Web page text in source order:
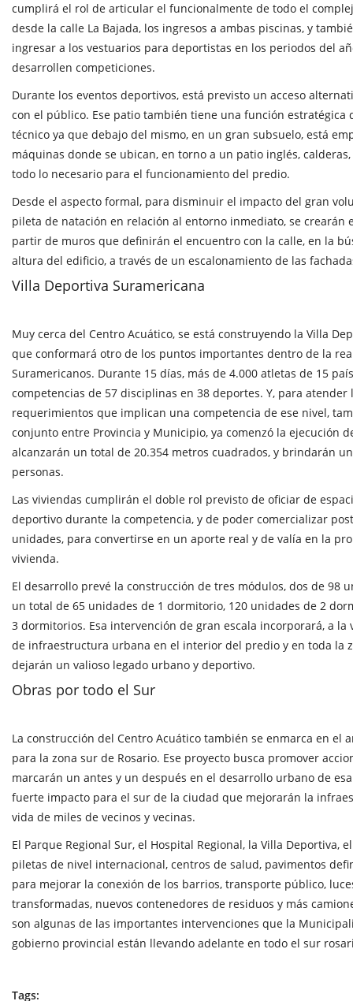
cumplirá el rol de articular el funcionalmente de todo el
desde la calle La Bajada, los ingresos a ambas piscinas, y
ingresar a los vestuarios para deportistas en los periodos del
desarrollen competiciones.
Durante los eventos deportivos, está previsto un acceso
con el público. Ese patio también tiene una función estratégica
técnico ya que debajo del mismo, en un gran subsuelo, está
máquinas donde se ubican, en torno a un patio inglés,
todo lo necesario para el funcionamiento del predio.
Desde el aspecto formal, para disminuir el impacto del gran
pileta de natación en relación al entorno inmediato, se crearán
partir de muros que definirán el encuentro con la calle, en la
altura del edificio, a través de un escalonamiento de las
Villa Deportiva Suramericana
Muy cerca del Centro Acuático, se está construyendo la Villa
que conformará otro de los puntos importantes dentro de la
Suramericanos. Durante 15 días, más de 4.000 atletas de 15
competencias de 57 disciplinas en 38 deportes. Y, para atender
requerimientos que implican una competencia de ese nivel,
conjunto entre Provincia y Municipio, ya comenzó la ejecución
alcanzarán un total de 20.354 metros cuadrados, y brindarán
personas.
Las viviendas cumplirán el doble rol previsto de oficiar de
deportivo durante la competencia, y de poder comercializar
unidades, para convertirse en un aporte real y de valía en la
vivienda.
El desarrollo prevé la construcción de tres módulos, dos de 98
un total de 65 unidades de 1 dormitorio, 120 unidades de 2
3 dormitorios. Esa intervención de gran escala incorporará, a la
de infraestructura urbana en el interior del predio y en toda la
dejarán un valioso legado urbano y deportivo.
Obras por todo el Sur
La construcción del Centro Acuático también se enmarca en el
para la zona sur de Rosario. Ese proyecto busca promover
marcarán un antes y un después en el desarrollo urbano de
fuerte impacto para el sur de la ciudad que mejorarán la
vida de miles de vecinos y vecinas.
El Parque Regional Sur, el Hospital Regional, la Villa Deportiva,
piletas de nivel internacional, centros de salud, pavimentos
para mejorar la conexión de los barrios, transporte público,
transformadas, nuevos contenedores de residuos y más
son algunas de las importantes intervenciones que la
gobierno provincial están llevando adelante en todo el sur
Tags: